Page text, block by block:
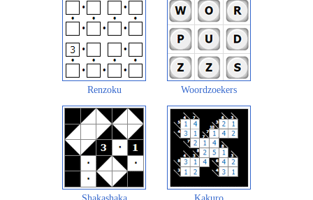
Renzoku Woordzoekers